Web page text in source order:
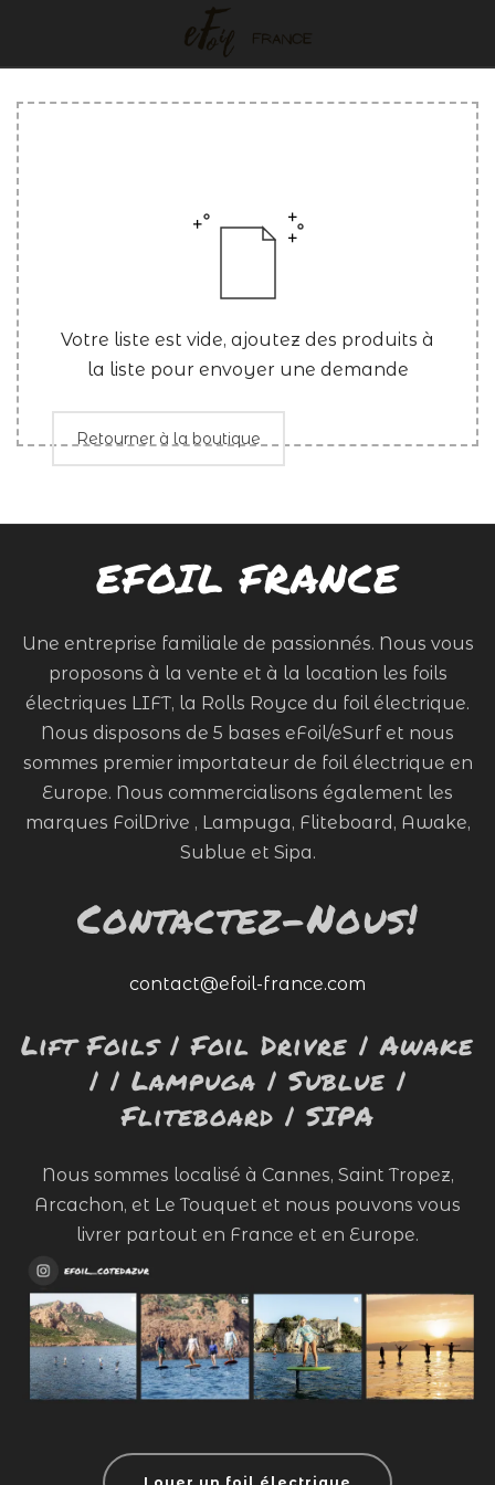
Votre liste est vide, ajoutez des produits à
la liste pour envoyer une demande
Retourner à la boutique
EFOIL FRANCE
Une entreprise familiale de passionnés. Nous vous
proposons à la vente et à la location les foils
électriques LIFT, la Rolls Royce du foil électrique.
Nous disposons de 5 bases eFoil/eSurf et nous
sommes premier importateur de foil électrique en
Europe. Nous commercialisons également les
marques FoilDrive , Lampuga, Fliteboard, Awake,
Sublue et Sipa.
Contactez-Nous!
contact@efoil-france.com
Lift Foils | Foil Drivre | Awake
| | Lampuga | Sublue |
Fliteboard | SIPA
Nous sommes localisé à Cannes, Saint Tropez,
Arcachon, et Le Touquet et nous pouvons vous
livrer partout en France et en Europe.